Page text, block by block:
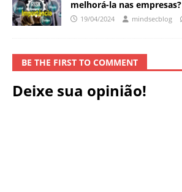
melhorá-la nas empresas?
19/04/2024 mindsecblog
BE THE FIRST TO COMMENT
Deixe sua opinião!